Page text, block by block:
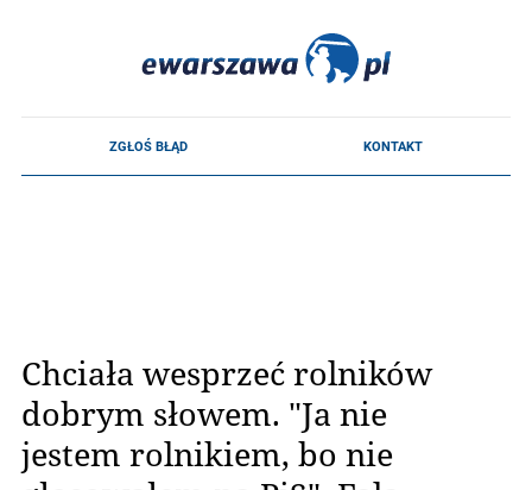
Chciała wesprzeć rolników
dobrym słowem. "Ja nie
jestem rolnikiem, bo nie